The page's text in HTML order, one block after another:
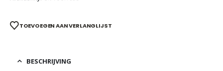
TOEVOEGEN AAN VERLANGLIJST
BESCHRIJVING